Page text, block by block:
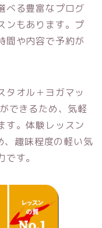
べる豊富なプログ
ンもあります。プ
間や内容で予約が
タオル＋ヨガマッ
できるため、気軽
す。体験レッスン
趣味程度の軽い気
す。